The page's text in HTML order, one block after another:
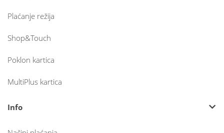
Plaćanje režija
Shop&Touch
Poklon kartica
MultiPlus kartica
Info